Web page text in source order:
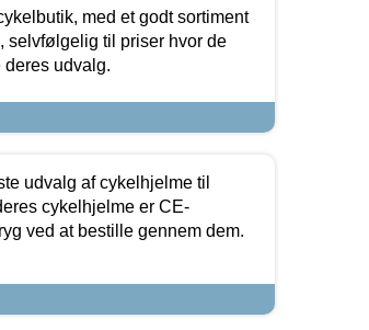
med et godt sortiment
selvfølgelig til priser hvor de
udvalg.
udvalg af cykelhjelme til
cykelhjelme er CE-
ved at bestille gennem dem.